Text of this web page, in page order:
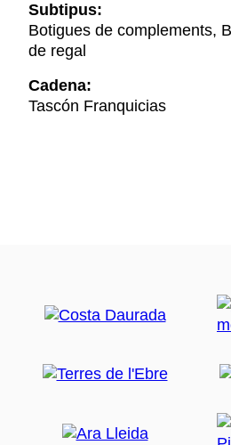
Subtipus:
Botigues de complements,
de regal
Cadena:
Tascón Franquicias